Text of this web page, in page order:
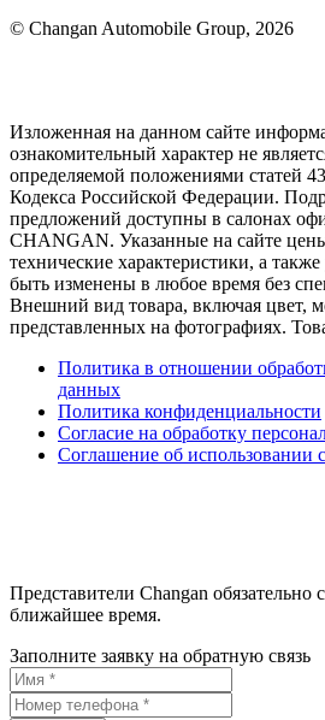
© Changan Automobile Group, 2026
Изложенная на данном сайте
ознакомительный характер не
определяемой положениями статей
Кодекса Российской Федерации.
предложений доступны в салонах
CHANGAN. Указанные на сайте
технические характеристики, а
быть изменены в любое время без
Внешний вид товара, включая цвет,
представленных на фотографиях.
Политика в отношении
данных
Политика конфиденциальности
Согласие на обработку
Соглашение об использовании
Представители Changan обязательно
ближайшее время.
Заполните заявку на обратную связь